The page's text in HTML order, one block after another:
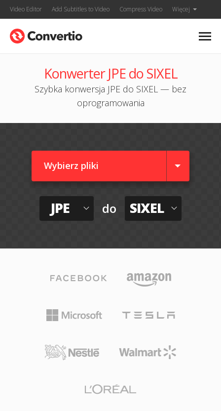
Video Editor Add Subtitles to Video Compress Video Więcej
Konwerter JPE do SIXEL
Szybka konwersja JPE do SIXEL — bez
oprogramowania
Wybierz pliki
JPE do SIXEL